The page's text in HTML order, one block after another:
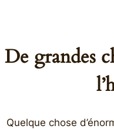
De grandes
Quelque chose